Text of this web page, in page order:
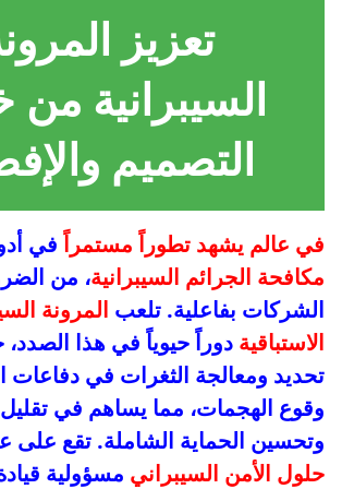
تعزيز
السيبرانية من
التصميم
في عالم يشهد تطوراً مستمراً في
مكافحة الجرائم السيبرانية، من
الشركات بفاعلية. تلعب المرونة
الاستباقية دوراً حيوياً في هذا
تحديد ومعالجة الثغرات في دفاعات
وقوع الهجمات، مما يساهم في
وتحسين الحماية الشاملة. تقع على
حلول الأمن السيبراني مسؤولية